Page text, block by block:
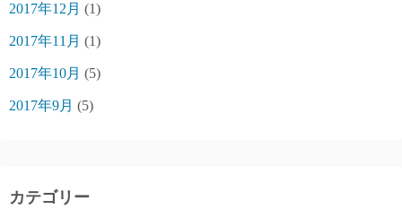
2017年12月 (1)
2017年11月 (1)
2017年10月 (5)
2017年9月 (5)
カテゴリー